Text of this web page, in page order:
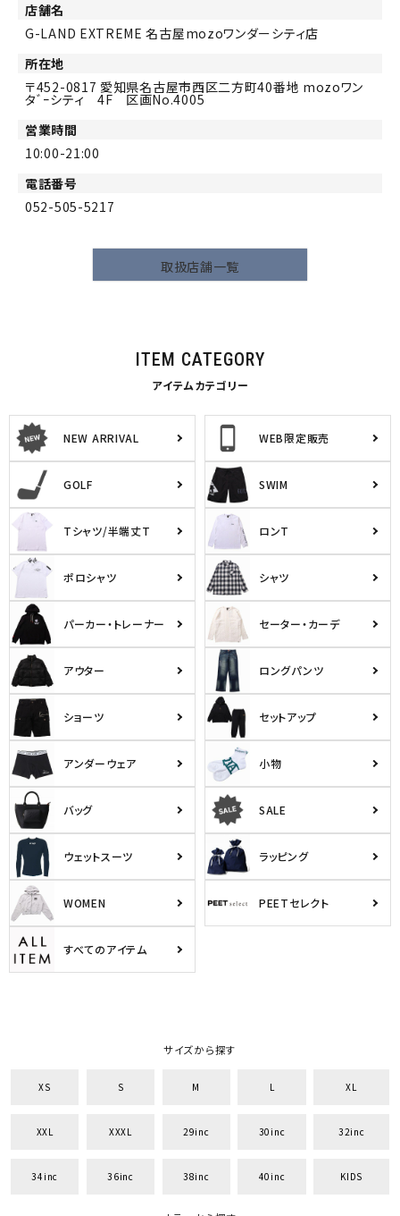
価格から探す
店舗名
G-LAND EXTREME 名古屋mozoワンダーシティ店
所在地
452-0817 愛知県名古屋市西区二方町40番地 mozoワン
タﾞｰシティ 4F 区画No.4005
営業時間
10:00-21:00
電話番号
052-505-5217
取扱店舗一覧
ITEM CATEGORY
アイテムカテゴリー
NEW ARRIVAL WEB限定販売
GOLF SWIM
Tシャツ/半端丈T ロンT
ポロシャツ シャツ
パーカー・トレーナー セーター・カーデ
アウター ロングパンツ
ショーツ セットアップ
アンダーウェア 小物
バッグ SALE
ウェットスーツ ラッピング
WOMEN PEETセレクト
すべてのアイテム
サイズから探す
XS S M L XL
XXL XXXL 29inc 30inc 32inc
34inc 36inc 38inc 40inc KIDS